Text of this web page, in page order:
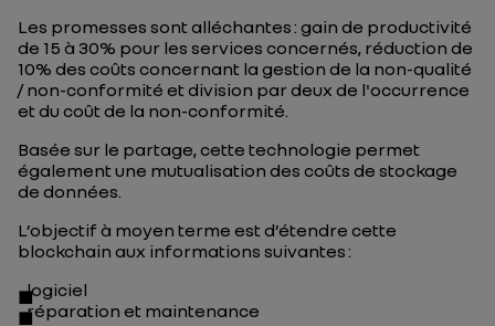
Les promesses sont alléchantes : gain de productivité
de 15 à 30% pour les services concernés, réduction de
10% des coûts concernant la gestion de la non-qualité
/ non-conformité et division par deux de l'occurrence
et du coût de la non-conformité.
Basée sur le partage, cette technologie permet
également une mutualisation des coûts de stockage
de données.
L’objectif à moyen terme est d’étendre cette
blockchain aux informations suivantes :
logiciel
réparation et maintenance